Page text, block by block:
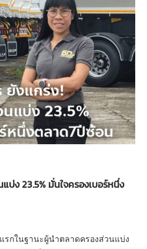
บ่ง 23.5% มั่นใจครองเบอร์หนึ่ง
รกในฐานะผู้นำตลาดครองส่วนแบ่ง